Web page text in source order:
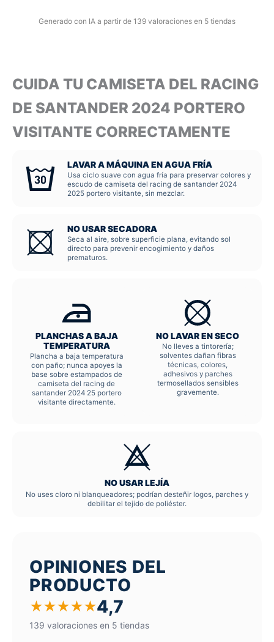
Generado con IA a partir de 139 valoraciones en 5 tiendas
CUIDA TU CAMISETA DEL RACING
DE SANTANDER 2024 PORTERO
VISITANTE CORRECTAMENTE
LAVAR A MÁQUINA EN AGUA FRÍA
Usa ciclo suave con agua fría para preservar colores y
escudo de camiseta del racing de santander 2024
2025 portero visitante, sin mezclar.
NO USAR SECADORA
Seca al aire, sobre superficie plana, evitando sol
directo para prevenir encogimiento y daños
prematuros.
PLANCHAS A BAJA
TEMPERATURA
Plancha a baja temperatura
con paño; nunca apoyes la
base sobre estampados de
camiseta del racing de
santander 2024 25 portero
visitante directamente.
NO LAVAR EN SECO
No lleves a tintorería;
solventes dañan fibras
técnicas, colores,
adhesivos y parches
termosellados sensibles
gravemente.
NO USAR LEJÍA
No uses cloro ni blanqueadores; podrían desteñir logos, parches y
debilitar el tejido de poliéster.
OPINIONES DEL
PRODUCTO
★★★★★4,7
139 valoraciones en 5 tiendas